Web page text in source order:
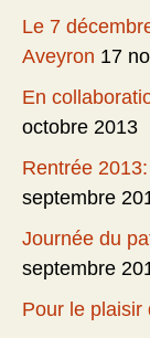
Le 7
Aveyron 17
En
octobre 2013
Rentrée
septembre
Journée du
septembre
Pour le plaisir